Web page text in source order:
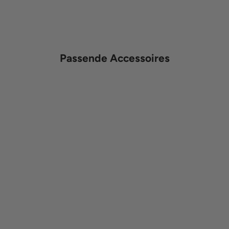
Passende Accessoires